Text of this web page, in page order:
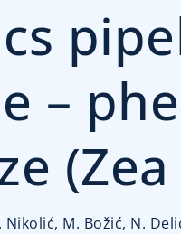
–
(Zea
Nikolić, M. Božić, N.